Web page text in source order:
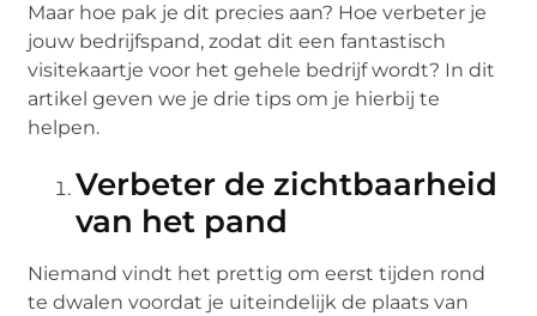
Maar hoe pak je dit precies aan? Hoe verbeter je
jouw bedrijfspand, zodat dit een fantastisch
visitekaartje voor het gehele bedrijf wordt? In dit
artikel geven we je drie tips om je hierbij te
helpen.
Verbeter de zichtbaarheid
van het pand
Niemand vindt het prettig om eerst tijden rond
te dwalen voordat je uiteindelijk de plaats van